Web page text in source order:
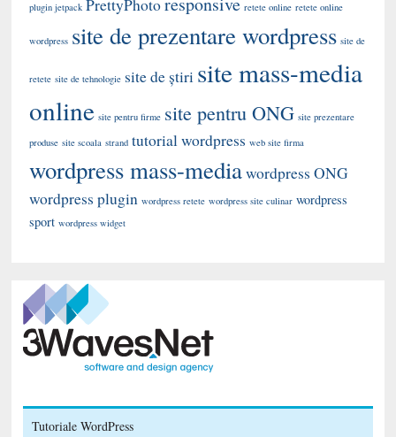
plugin jetpack PrettyPhoto retete online retete online
wordpress site de prezentare wordpress site de
retete site de tehnologie site de știri site mass-media
online site pentru firme site pentru ONG site prezentare
produse site scoala strand tutorial wordpress web site firma
wordpress mass-mediawordpress ONG
wordpress plugin wordpress retete wordpress site culinar wordpress
sport wordpress widget
Tutoriale WordPress